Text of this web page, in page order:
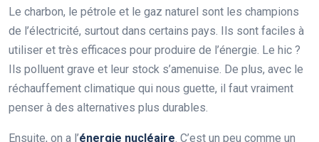
Le charbon, le pétrole et le gaz naturel sont les champions
de l’électricité, surtout dans certains pays. Ils sont faciles à
utiliser et très efficaces pour produire de l’énergie. Le hic ?
Ils polluent grave et leur stock s’amenuise. De plus, avec le
réchauffement climatique qui nous guette, il faut vraiment
penser à des alternatives plus durables.
Ensuite, on a l’énergie nucléaire. C’est un peu comme un